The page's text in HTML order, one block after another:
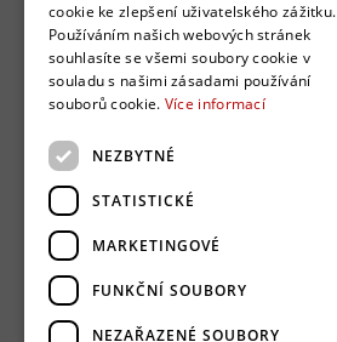
O nás
Bydlo programy
Redakce
cookie ke zlepšení uživatelského zážitku.
Používáním našich webových stránek
souhlasíte se všemi soubory cookie v
souladu s našimi zásadami používání
souborů cookie. Více informací
NEZBYTNÉ
STATISTICKÉ
MARKETINGOVÉ
FUNKČNÍ SOUBORY
NEZAŘAZENÉ SOUBORY